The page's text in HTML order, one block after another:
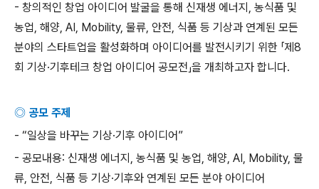
- 창의적인 창업 아이디어 발굴을 통해 신재생 에너지 , 농식품 및
농업, 해양, AI, Mobility, 물류, 안전, 식품 등 기상과 연계된 모든
분야의 스타트업을 활성화하며 아이디어를 발전시키기 위한 「제 8
회 기상·기후테크 창업 아이디어 공모전」을 개최하고자 합니다.
◎ 공모 주제
- “일상을 바꾸는 기상·기후 아이디어”
- 공모내용: 신재생 에너지 , 농식품 및 농업, 해양, AI, Mobility, 물
류, 안전, 식품 등 기상·기후와 연계된 모든 분야 아이디어